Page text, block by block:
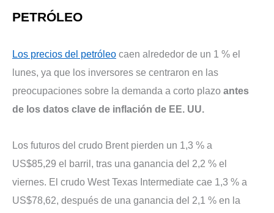
PETRÓLEO
Los precios del petróleo caen alrededor de un 1 % el
lunes, ya que los inversores se centraron en las
preocupaciones sobre la demanda a corto plazo antes
de los datos clave de inflación de EE. UU.
Los futuros del crudo Brent pierden un 1,3 % a
US$85,29 el barril, tras una ganancia del 2,2 % el
viernes. El crudo West Texas Intermediate cae 1,3 % a
US$78,62, después de una ganancia del 2,1 % en la